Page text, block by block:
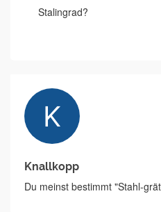
Stalingrad?
Knallkopp
Du meinst bestimmt "Stahl-